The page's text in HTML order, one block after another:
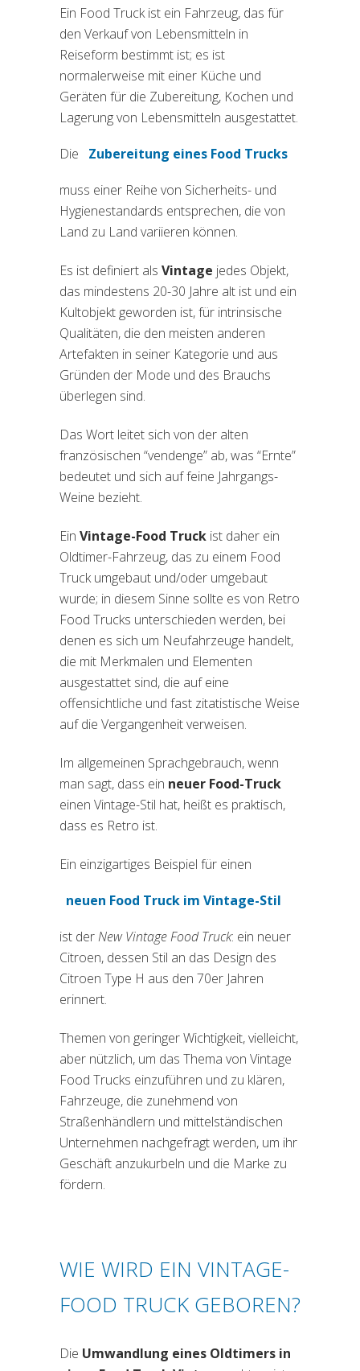
Ein Food Truck ist ein Fahrzeug, das für
den Verkauf von Lebensmitteln in
Reiseform bestimmt ist; es ist
normalerweise mit einer Küche und
Geräten für die Zubereitung, Kochen und
Lagerung von Lebensmitteln ausgestattet.
Die Zubereitung eines Food Trucks
(si apre in una nuova
muss einer Reihe von Sicherheits- und
Hygienestandards entsprechen, die von
Land zu Land variieren können.
Es ist definiert als Vintage jedes Objekt,
das mindestens 20-30 Jahre alt ist und ein
Kultobjekt geworden ist, für intrinsische
Qualitäten, die den meisten anderen
Artefakten in seiner Kategorie und aus
Gründen der Mode und des Brauchs
überlegen sind.
Das Wort leitet sich von der alten
französischen “vendenge” ab, was “Ernte”
bedeutet und sich auf feine Jahrgangs-
Weine bezieht.
Ein Vintage-Food Truck ist daher ein
Oldtimer-Fahrzeug, das zu einem Food
Truck umgebaut und/oder umgebaut
wurde; in diesem Sinne sollte es von Retro
Food Trucks unterschieden werden, bei
denen es sich um Neufahrzeuge handelt,
die mit Merkmalen und Elementen
ausgestattet sind, die auf eine
offensichtliche und fast zitatistische Weise
auf die Vergangenheit verweisen.
Im allgemeinen Sprachgebrauch, wenn
man sagt, dass ein neuer Food-Truck
einen Vintage-Stil hat, heißt es praktisch,
dass es Retro ist.
Ein einzigartiges Beispiel für einen
neuen Food Truck im Vintage-Stil
(si apre in una nuova scheda)
ist derNew Vintage Food Truck: ein neuer
Citroen, dessen Stil an das Design des
Citroen Type H aus den 70er Jahren
erinnert.
Themen von geringer Wichtigkeit, vielleicht,
aber nützlich, um das Thema von Vintage
Food Trucks einzuführen und zu klären,
Fahrzeuge, die zunehmend von
Straßenhändlern und mittelständischen
Unternehmen nachgefragt werden, um ihr
Geschäft anzukurbeln und die Marke zu
fördern.
WIE WIRD EIN VINTAGE-
FOOD TRUCK GEBOREN?
Die Umwandlung eines Oldtimers in